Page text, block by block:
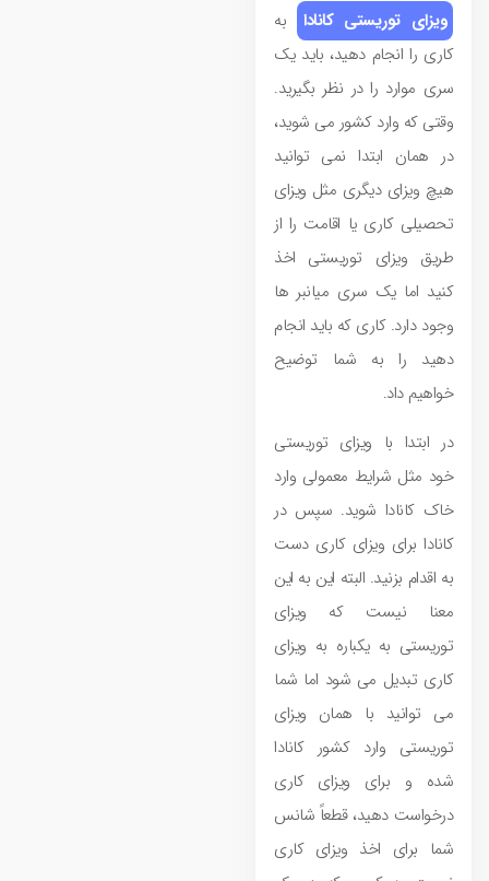
ویزای توریستی کانادا
به
کاری را انجام دهید، باید یک
سری موارد را در نظر بگیرید.
وقتی که وارد کشور می ‌شوید،
در همان ابتدا نمی ‌توانید
هیچ ویزای دیگری مثل ویزای
تحصیلی کاری یا اقامت را از
طریق ویزای توریستی اخذ
کنید اما یک سری میانبر ها
وجود دارد. کاری که باید انجام
دهید را به شما توضیح
خواهیم داد.
در ابتدا با ویزای توریستی
خود مثل شرایط معمولی وارد
خاک کانادا شوید. سپس در
کانادا برای ویزای کاری دست
به اقدام بزنید. البته این به این
معنا نیست که ویزای
توریستی به یکباره به ویزای
کاری تبدیل می ‌شود اما شما
می ‌توانید با همان ویزای
توریستی وارد کشور کانادا
شده و برای ویزای کاری
درخواست دهید، قطعاً شانس
شما برای اخذ ویزای کاری